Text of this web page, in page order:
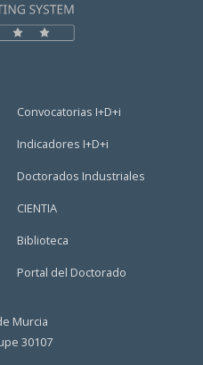
Convocatorias I+D+i
Indicadores I+D+i
Doctorados Industriales
CIENTIA
Biblioteca
Portal del Doctorado
Murcia
30107